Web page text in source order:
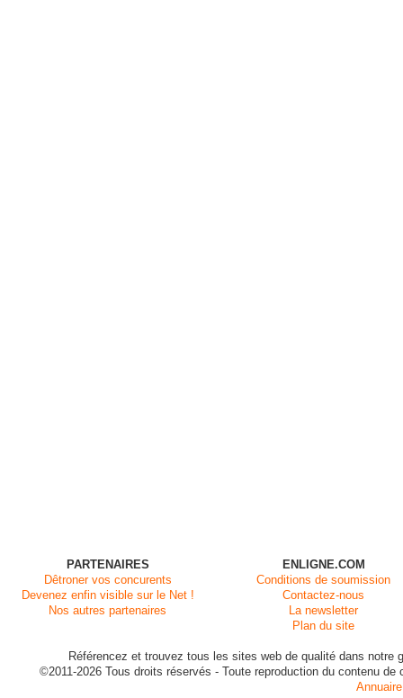
PARTENAIRES
Dêtroner vos concurents
Devenez enfin visible sur le Net !
Nos autres partenaires
ENLIGNE.COM
Conditions de soumission
Contactez-nous
La newsletter
Plan du site
Référencez et trouvez tous les sites web de qualité dans notre
©2011-2026 Tous droits réservés - Toute reproduction du contenu